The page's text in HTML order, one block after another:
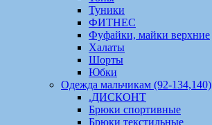
Туники
ФИТНЕС
Фуфайки, майки верхние
Халаты
Шорты
Юбки
Одежда мальчикам (92-134,140)
.ДИСКОНТ
Брюки спортивные
Брюки текстильные